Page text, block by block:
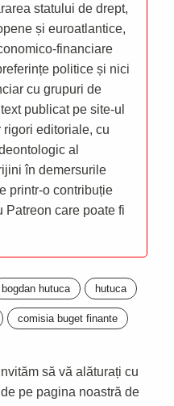
statului de drept,
și euroatlantice,
financiare
politice și nici
cu grupuri de
publicat pe site-ul
rigori editoriale, cu
al
în demersurile
printr-o contribuție
Patreon care poate fi
bogdan hutuca hutuca
comisia buget finante
să vă alăturați cu
pe pagina noastră de